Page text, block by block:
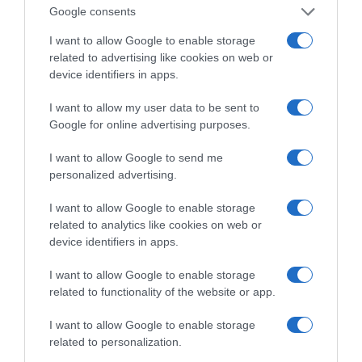
Google consents
I want to allow Google to enable storage
related to advertising like cookies on web or
device identifiers in apps.
I want to allow my user data to be sent to
Google for online advertising purposes.
I want to allow Google to send me
personalized advertising.
I want to allow Google to enable storage
related to analytics like cookies on web or
device identifiers in apps.
I want to allow Google to enable storage
related to functionality of the website or app.
I want to allow Google to enable storage
related to personalization.
Μουσικός νανουρίζει λιοντάρια παίζοντας το
«November rain» (βίντεο)
Χωνάκι ή κυπελλάκι; Σε
παγωτατζίδικα της
Αθήνας η απάντηση
είναι…και τα δύο!
αντικαθιστούν το
μαύρο μολύβι με καφέ
Αυτά είναι τα 4 prints στα μαγιό που θα βλέπεις
σε κάθε παραλία φέτος!